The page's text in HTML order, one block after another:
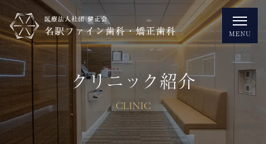
クリニック紹介
CLINIC